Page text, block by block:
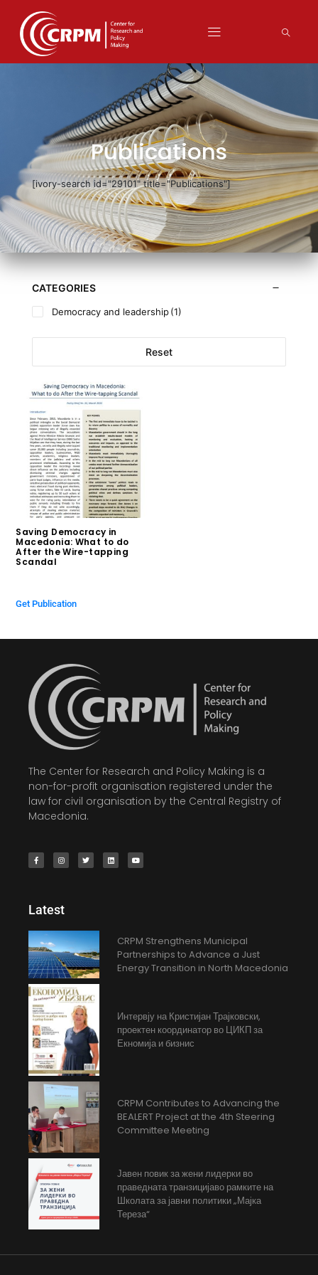
Publications
[ivory-search id="29101" title="Publications"]
CATEGORIES
Democracy and leadership (1)
Reset
Saving Democracy in
Macedonia: What to do
After the Wire-tapping
Scandal
Get Publication
The Center for Research and Policy Making is a
non-for-profit organisation registered under the
law for civil organisation by the Central Registry of
Macedonia.
Latest
CRPM Strengthens Municipal
Partnerships to Advance a Just
Energy Transition in North Macedonia
Интервју на Кристијан Трајковски,
проектен координатор во ЦИКП за
Екномија и бизнис
CRPM Contributes to Advancing the
BEALERT Project at the 4th Steering
Committee Meeting
Јавен повик за жени лидерки во
праведната транзицијаво рамките на
Школата за јавни политики „Мајка
Тереза“